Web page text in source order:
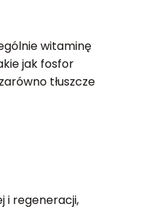
witaminę
jak fosfor
tłuszcze
i regeneracji,